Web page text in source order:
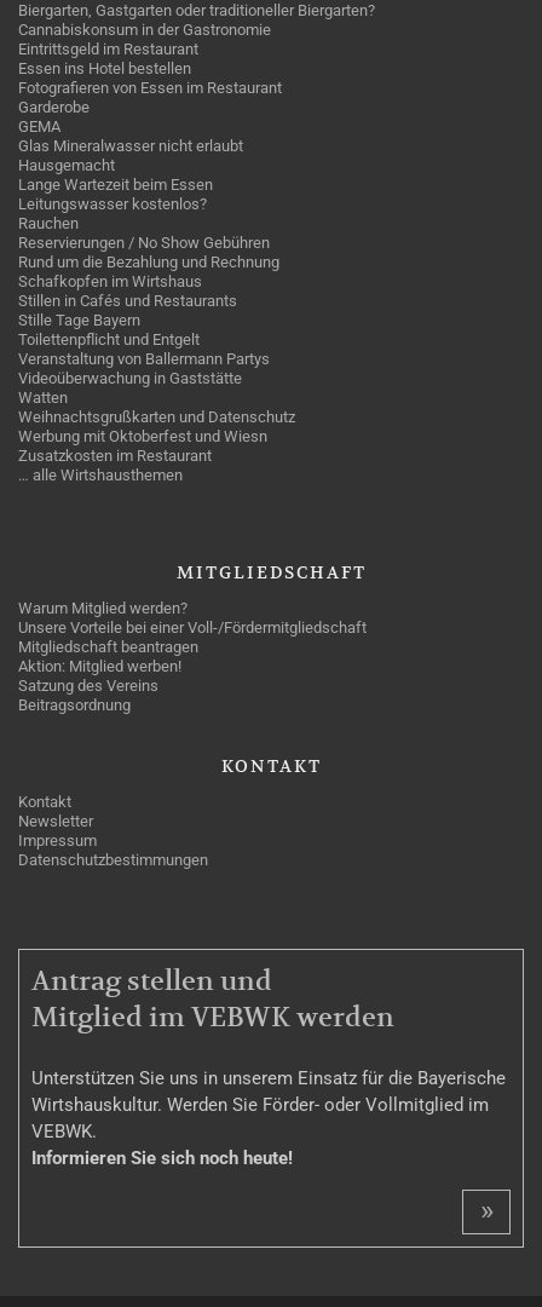
Biergarten, Gastgarten oder traditioneller Biergarten?
Cannabiskonsum in der Gastronomie
Eintrittsgeld im Restaurant
Essen ins Hotel bestellen
Fotografieren von Essen im Restaurant
Garderobe
GEMA
Glas Mineralwasser nicht erlaubt
Hausgemacht
Lange Wartezeit beim Essen
Leitungswasser kostenlos?
Rauchen
Reservierungen / No Show Gebühren
Rund um die Bezahlung und Rechnung
Schafkopfen im Wirtshaus
Stillen in Cafés und Restaurants
Stille Tage Bayern
Toilettenpflicht und Entgelt
Veranstaltung von Ballermann Partys
Videoüberwachung in Gaststätte
Watten
Weihnachtsgrußkarten und Datenschutz
Werbung mit Oktoberfest und Wiesn
Zusatzkosten im Restaurant
… alle Wirtshausthemen
MITGLIEDSCHAFT
Warum Mitglied werden?
Unsere Vorteile bei einer Voll-/Fördermitgliedschaft
Mitgliedschaft beantragen
Aktion: Mitglied werben!
Satzung des Vereins
Beitragsordnung
KONTAKT
Kontakt
Newsletter
Impressum
Datenschutzbestimmungen
MITGLIEDSCHAFT
Antrag stellen und
Mitglied im VEBWK werden
Unterstützen Sie uns in unserem Einsatz für die Bayerische
Wirtshauskultur. Werden Sie Förder- oder Vollmitglied im
VEBWK.
Informieren Sie sich noch heute!
»